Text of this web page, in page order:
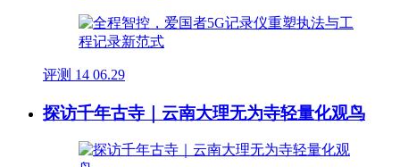
评测 14 06.29
探访千年古寺｜云南大理无为寺轻量化观鸟